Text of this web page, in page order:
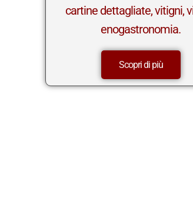
cartine dettagliate, vitigni,
enogastronomia.
Scopri di più